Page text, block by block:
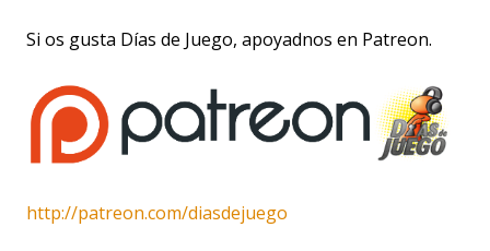
Si os gusta Días de Juego, apoyadnos en Patreon.
http://patreon.com/diasdejuego